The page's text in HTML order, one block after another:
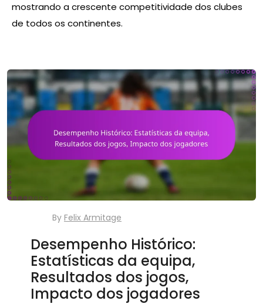
mostrando a crescente competitividade dos clubes
de todos os continentes.
By Felix Armitage
Desempenho Histórico:
Estatísticas da equipa,
Resultados dos jogos,
Impacto dos jogadores